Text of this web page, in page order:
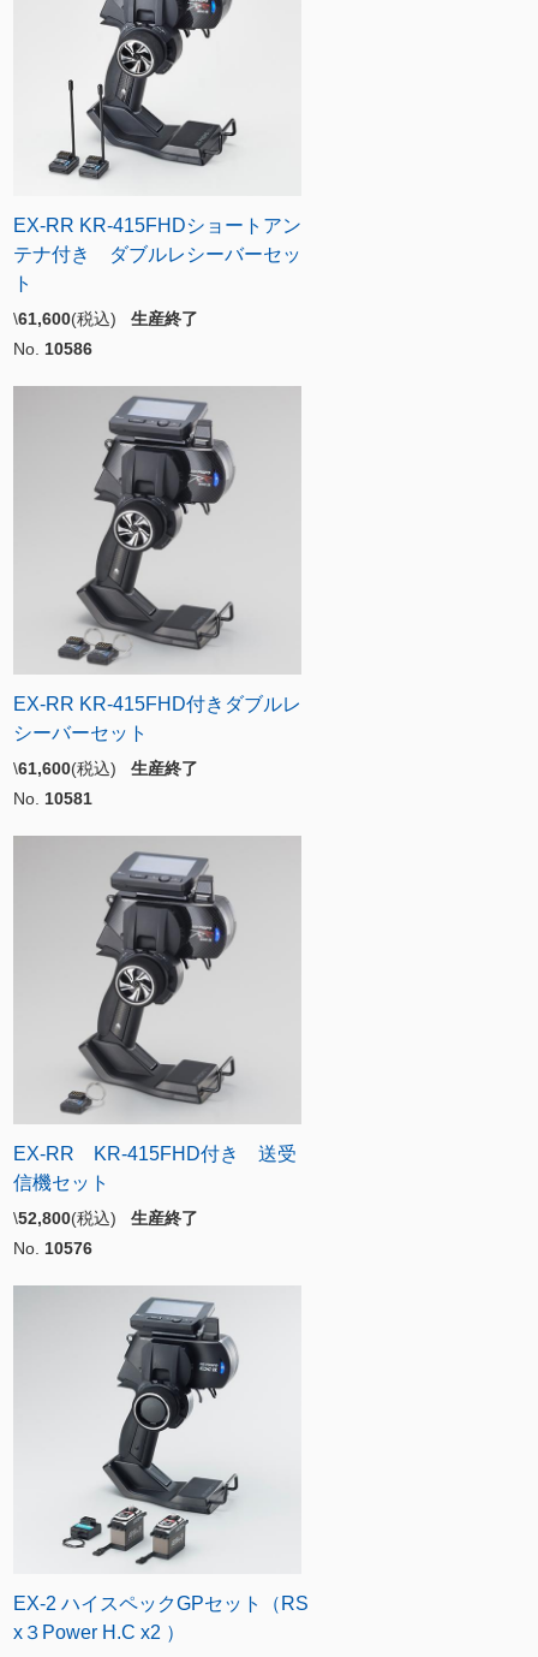
EX-RR KR-415FHDショートアン
テナ付き ダブルレシーバーセッ
ト
\61,600(税込) 生産終了
No. 10586
EX-RR KR-415FHD付きダブルレ
シーバーセット
\61,600(税込) 生産終了
No. 10581
EX-RR KR-415FHD付き 送受
信機セット
\52,800(税込) 生産終了
No. 10576
EX-2 ハイスペックGPセット（RS
x３Power H.C x2 ）